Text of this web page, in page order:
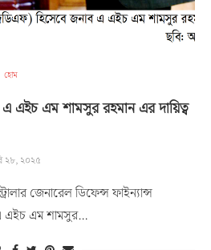
হোম
এইচ এম শামসুর রহমান এর দায়িত্ব
২৮, ২০২৫
জেনারেল ডিফেন্স ফাইন্যান্স
এইচ এম শামসুর…